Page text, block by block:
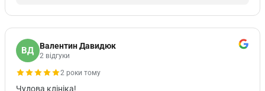
ВД Валентин Давидюк
2 відгуки
2 роки тому
Чудова клініка!